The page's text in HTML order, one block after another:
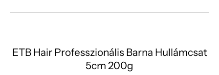
ETB Hair Professzionális Barna Hullámcsat
5cm 200g